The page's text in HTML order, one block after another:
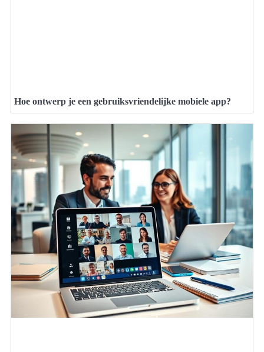
Hoe ontwerp je een gebruiksvriendelijke mobiele app?